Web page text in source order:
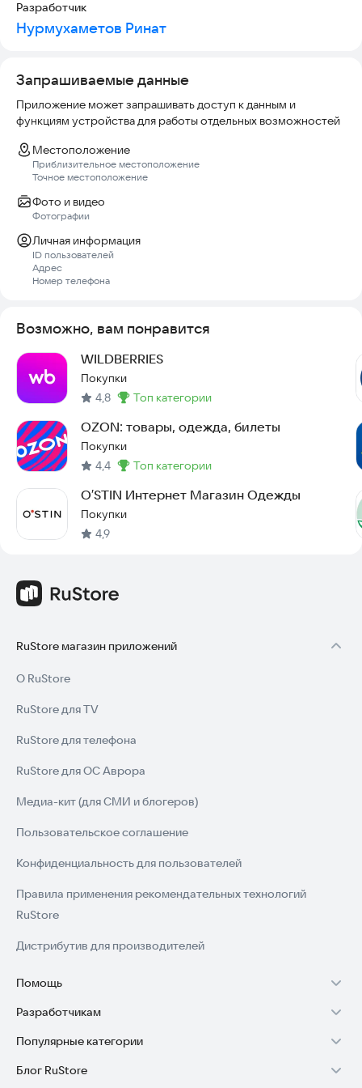
Разработчик
Нурмухаметов Ринат
Запрашиваемые данные
Приложение может запрашивать доступ к данным и
функциям устройства для работы отдельных возможностей
Местоположение
Приблизительное местоположение
Точное местоположение
Фото и видео
Фотографии
Личная информация
ID пользователей
Адрес
Номер телефона
Возможно, вам понравится
WILDBERRIES
Покупки
4,8
Метка:
топ категории
OZON: товары, одежда, билеты
Покупки
4,4
Метка:
топ категории
O′STIN Интернет Магазин Одежды
Покупки
4,9
RuStore магазин приложений
О RuStore
RuStore для TV
RuStore для телефона
RuStore для ОС Аврора
Медиа-кит (для СМИ и блогеров)
Пользовательское соглашение
Конфиденциальность для пользователей
Правила применения рекомендательных технологий
RuStore
Дистрибутив для производителей
Помощь
Установка RuStore на TV
Установка RuStore на телефон
Установка RuStore в машину
Разработчикам
Зарабатывать с RuStore
Стать разработчиком
Популярные категории
Игры для Android
Блог RuStore